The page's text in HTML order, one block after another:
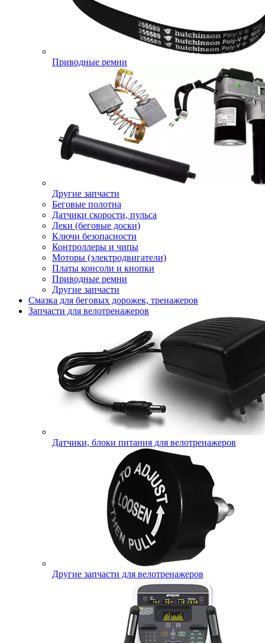
Приводные ремни
Другие запчасти
Беговые полотна
Датчики скорости, пульса
Деки (беговые доски)
Ключи безопасности
Контроллеры и чипы
Моторы (электродвигатели)
Платы консоли и кнопки
Приводные ремни
Другие запчасти
Смазка для беговых дорожек, тренажеров
Запчасти для велотренажеров
Датчики, блоки питания для велотренажеров
Другие запчасти для велотренажеров